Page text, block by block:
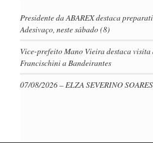
Presidente da ABAREX destaca
Adesivaço, neste sábado (8)
Vice-prefeito Mano Vieira destaca
Francischini a Bandeirantes
07/08/2026 – ELZA SEVERINO SOARES